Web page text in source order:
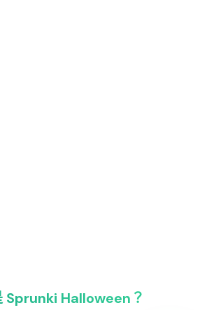
Sprunki Halloween？